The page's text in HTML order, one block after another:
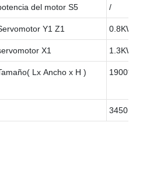
del motor S5 /
Y1 Z1 0.8KW
X1 1.3KW
Lx Ancho x H )
3450KG